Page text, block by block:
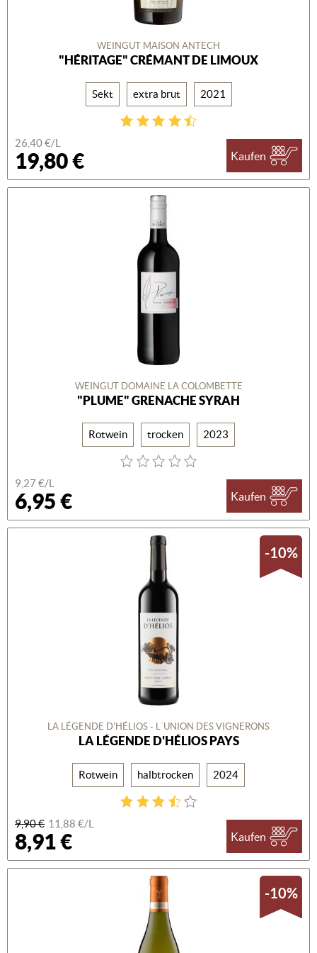
WEINGUT MAISON ANTECH
"HÉRITAGE" CRÉMANT DE LIMOUX
Sekt extra brut 2021
26,40 €/L
19,80 € Kaufen
WEINGUT DOMAINE LA COLOMBETTE
"PLUME" GRENACHE SYRAH
Rotwein trocken 2023
9,27 €/L
6,95 € Kaufen
-10%
LA LÉGENDE D'HÉLIOS - L´UNION DES VIGNERONS
LA LÉGENDE D'HÉLIOS PAYS
Rotwein halbtrocken 2024
9,90 € 11,88 €/L
8,91 € Kaufen
-10%